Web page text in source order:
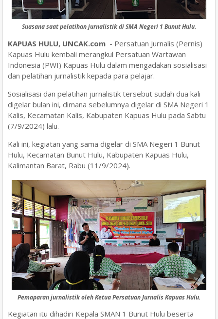
Suasana saat pelatihan jurnalistik di SMA Negeri 1 Bunut Hulu.
KAPUAS HULU, UNCAK.com - Persatuan Jurnalis (Pernis)
Kapuas Hulu kembali merangkul Persatuan Wartawan
Indonesia (PWI) Kapuas Hulu dalam mengadakan sosialisasi
dan pelatihan jurnalistik kepada para pelajar.
Sosialisasi dan pelatihan jurnalistik tersebut sudah dua kali
digelar bulan ini, dimana sebelumnya digelar di SMA Negeri 1
Kalis, Kecamatan Kalis, Kabupaten Kapuas Hulu pada Sabtu
(7/9/2024) lalu.
Kali ini, kegiatan yang sama digelar di SMA Negeri 1 Bunut
Hulu, Kecamatan Bunut Hulu, Kabupaten Kapuas Hulu,
Kalimantan Barat, Rabu (11/9/2024).
Pemaparan jurnalistik oleh Ketua Persatuan Jurnalis Kapuas Hulu.
Kegiatan itu dihadiri Kepala SMAN 1 Bunut Hulu beserta